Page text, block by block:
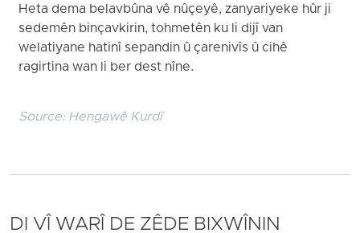
Heta dema belavbûna vê nûçeyê, zanyariyeke hûr ji
sedemên binçavkirin, tohmetên ku li dijî van
welatiyane hatinî sepandin û çarenivîs û cihê
ragirtina wan li ber dest nîne.
Source: Hengawê Kurdî
DI VÎ WARÎ DE ZÊDE BIXWÎNIN